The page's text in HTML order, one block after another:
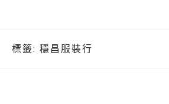
標籤: 穩昌服裝行